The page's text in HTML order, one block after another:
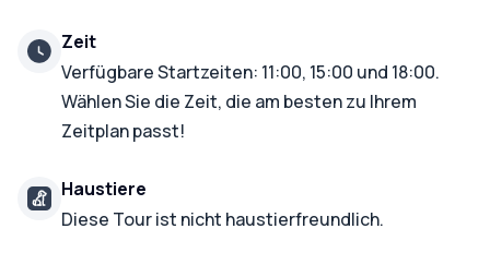
Zeit
Verfügbare Startzeiten: 11:00, 15:00 und 18:00.
Wählen Sie die Zeit, die am besten zu Ihrem
Zeitplan passt!
Haustiere
Diese Tour ist nicht haustierfreundlich.